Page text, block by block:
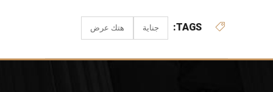
TAGS: جناية هتك عرض